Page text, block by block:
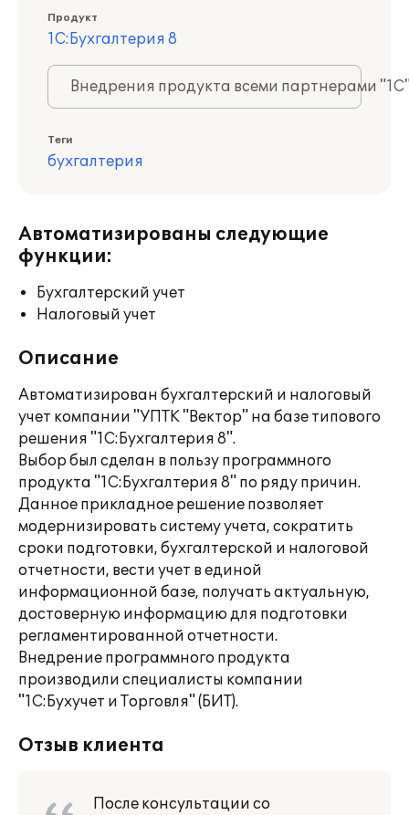
Продукт
1С:Бухгалтерия 8
Внедрения продукта всеми партнерами
Теги
бухгалтерия
Автоматизированы следующие
функции:
Бухгалтерский учет
Налоговый учет
Описание
Автоматизирован бухгалтерский и налоговый
учет компании "УПТК "Вектор" на базе типового
решения "1С:Бухгалтерия 8".
Выбор был сделан в пользу программного
продукта "1С:Бухгалтерия 8" по ряду причин.
Данное прикладное решение позволяет
модернизировать систему учета, сократить
сроки подготовки, бухгалтерской и налоговой
отчетности, вести учет в единой
информационной базе, получать актуальную,
достоверную информацию для подготовки
регламентированной отчетности.
Внедрение программного продукта
производили специалисты компании
"1С:Бухучет и Торговля" (БИТ).
Отзыв клиента
После консультации со